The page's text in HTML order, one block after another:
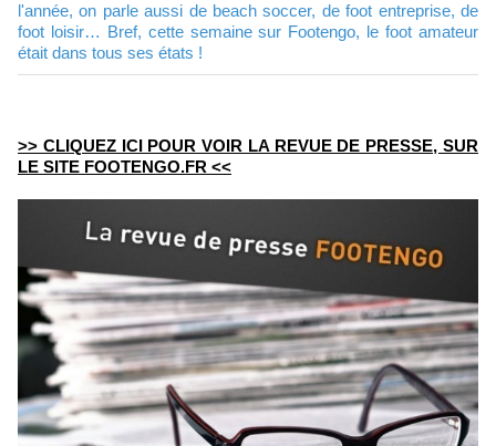
l'année, on parle aussi de beach soccer, de foot entreprise, de
foot loisir… Bref, cette semaine sur Footengo, le foot amateur
était dans tous ses états !
>> CLIQUEZ ICI POUR VOIR LA REVUE DE PRESSE, SUR
LE SITE FOOTENGO.FR <<